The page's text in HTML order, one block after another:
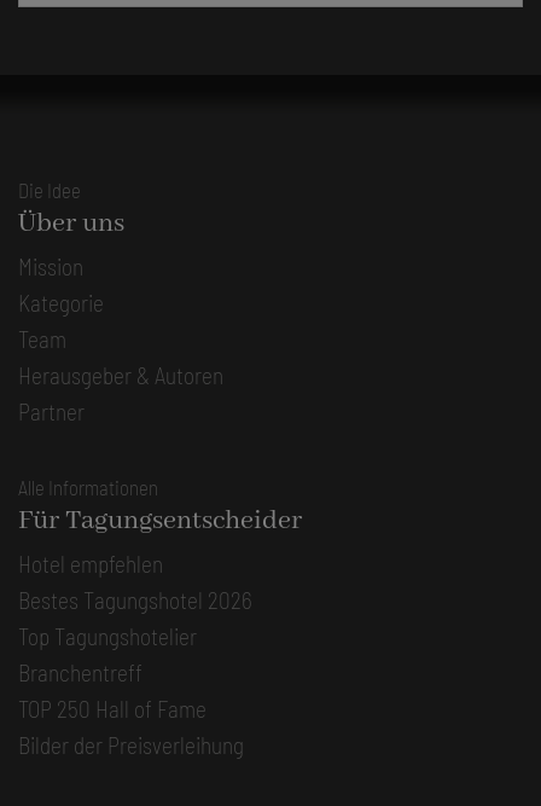
Die Idee
Über uns
Mission
Kategorie
Team
Herausgeber & Autoren
Partner
Alle Informationen
Für Tagungsentscheider
Hotel empfehlen
Bestes Tagungshotel 2026
Top Tagungshotelier
Branchentreff
TOP 250 Hall of Fame
Bilder der Preisverleihung